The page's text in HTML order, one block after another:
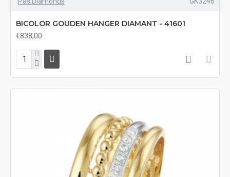
BICOLOR GOUDEN HANGER DIAMANT - 41601
€838,00